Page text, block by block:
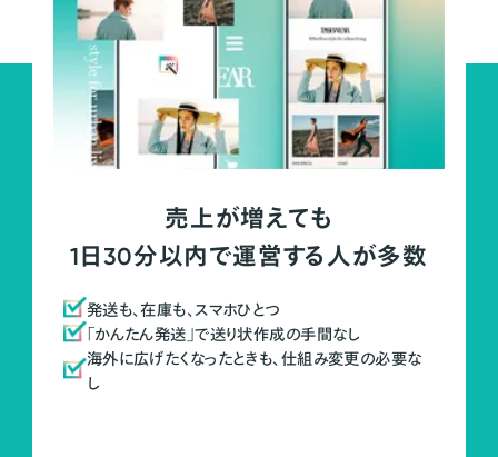
売上が増えても
1日30分以内で運営する人が多数
発送も、在庫も、スマホひとつ
「かんたん発送」で送り状作成の手間なし
海外に広げたくなったときも、仕組み変更の必要な
し